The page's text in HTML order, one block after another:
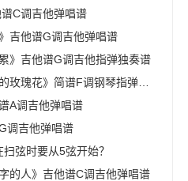
C调吉他弹唱谱
吉他谱G调吉他弹唱谱
》吉他谱G调吉他指弹独奏谱
瑰花》简谱F调钢琴指弹独奏谱
A调吉他弹唱谱
调吉他弹唱谱
弦时要从5弦开始？
的人》吉他谱C调吉他弹唱谱